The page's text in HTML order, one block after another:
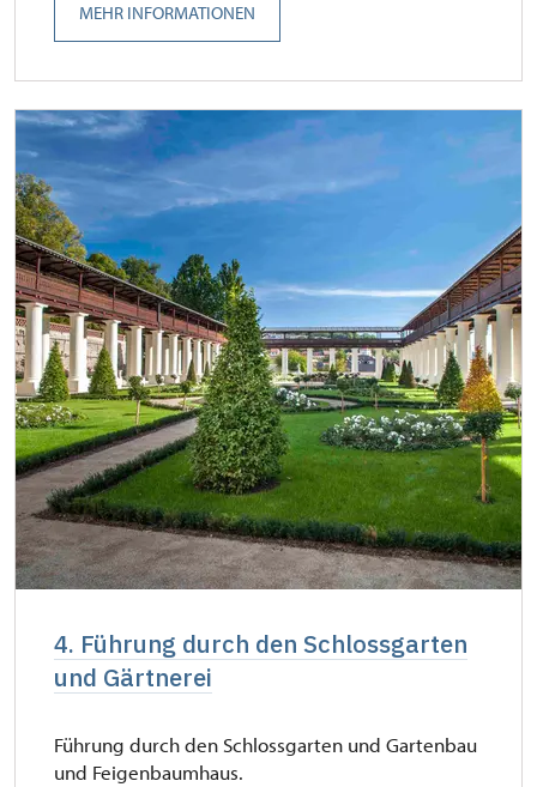
MEHR INFORMATIONEN
4. Führung durch den Schlossgarten
und Gärtnerei
Führung durch den Schlossgarten und Gartenbau
und Feigenbaumhaus.